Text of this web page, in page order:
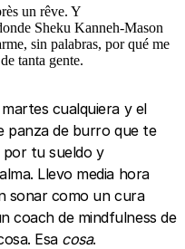
un rêve. Y
Sheku Kanneh-Mason
sin palabras, por qué me
tanta gente.
cualquiera y el
panza de burro que te
por tu sueldo y
Llevo media hora
sonar como un cura
coach de mindfulness de
Esa cosa.